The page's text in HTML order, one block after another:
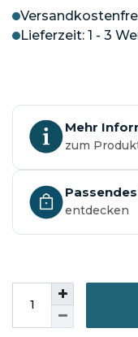
Lieferzeit: 1 - 3
Mehr
zum
entdecken